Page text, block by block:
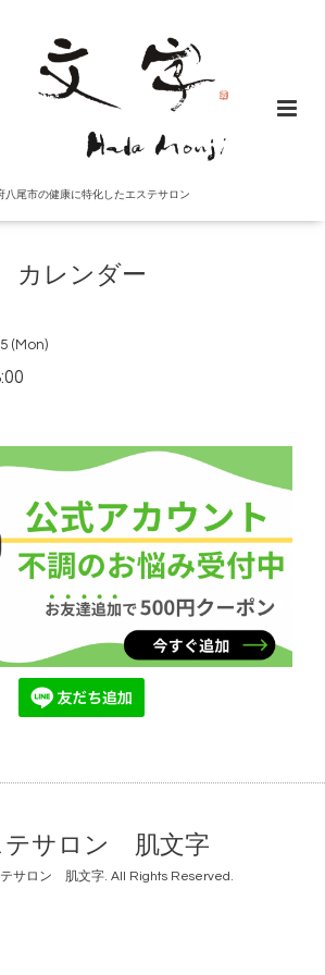
八尾市の健康に特化したエステサロン
カレンダー
(Mon)
テサロン 肌文字
テサロン 肌文字. All Rights Reserved.